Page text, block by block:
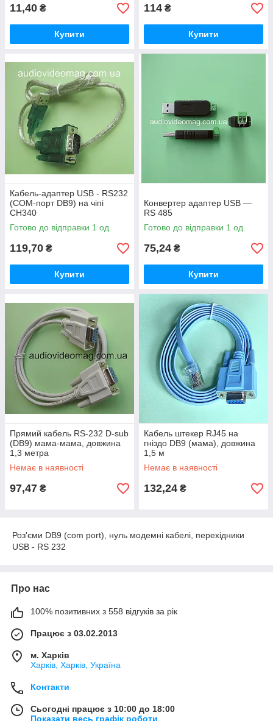
11,40 ₴
Купити
114 ₴
Купити
Кабель-адаптер USB - RS232
(COM-порт DB9) на чіпі
CH340
Готово до відправки 1 од.
119,70 ₴
Купити
Конвертер адаптер USB —
RS 485
Готово до відправки 1 од.
75,24 ₴
Купити
Прямий кабель RS-232 D-sub
(DB9) мама-мама, довжина
1,3 метра
Немає в наявності
97,47 ₴
Кабель штекер RJ45 на
гніздо DB9 (мама), довжина
1,5 м
Немає в наявності
132,24 ₴
Роз'єми DB9 (com port), нуль модемні кабелі, перехідники
USB - RS 232
Про нас
100% позитивних з 558 відгуків за рік
Працює з 03.02.2013
м. Харків
Харків, Харків, Україна
Контакти
Сьогодні працює з 10:00 до 18:00
Показати весь графік роботи